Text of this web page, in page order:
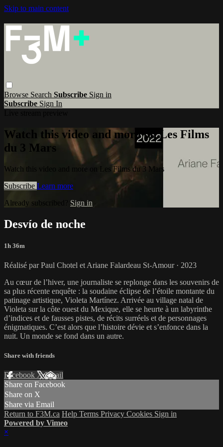
Skip to main content
Browse Search Subscribe Sign in
Subscribe Sign In
Watch this video and more on Les Films
du 3 Mars
Watch this video and more on Les Films du 3 Mars
Subscribe Learn more
Already subscribed? Sign in
Desvío de noche
1h 36m
Réalisé par Paul Chotel et Ariane Falardeau St-Amour · 2023
Au cœur de l’hiver, une journaliste se replonge dans les souvenirs de
sa plus récente enquête : la soudaine éclipse de l’étoile montante du
patinage artistique, Violeta Martínez. Arrivée au village natal de
Violeta sur la côte ouest du Mexique, elle se heurte à un labyrinthe
d’indices et de fausses pistes, de récits surréels et de personnages
énigmatiques. C’est alors que l’histoire dévie et s’enfonce dans la
nuit. Un monde se fond dans un autre.
Share with friends
Facebook XEmail
Share on Facebook
Share on X
Share via Email
Return to F3M.ca Help Terms Privacy Cookies Sign in
Powered by Vimeo
×